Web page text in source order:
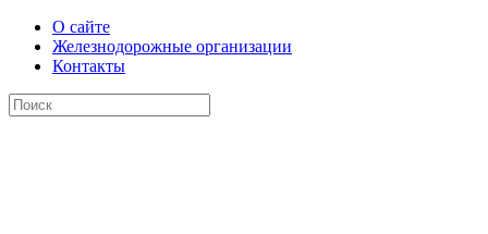
О сайте
Железнодорожные организации
Контакты